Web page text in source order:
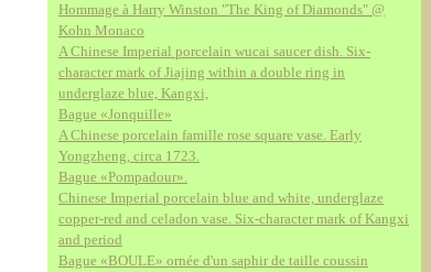
Hommage à Harry Winston "The King of Diamonds" @
Kohn Monaco
A Chinese Imperial porcelain wucai saucer dish. Six-
character mark of Jiajing within a double ring in
underglaze blue, Kangxi,
Bague «Jonquille»
A Chinese porcelain famille rose square vase. Early
Yongzheng, circa 1723.
Bague «Pompadour».
Chinese Imperial porcelain blue and white, underglaze
copper-red and celadon vase. Six-character mark of Kangxi
and period
Bague «BOULE» ornée d'un saphir de taille coussin